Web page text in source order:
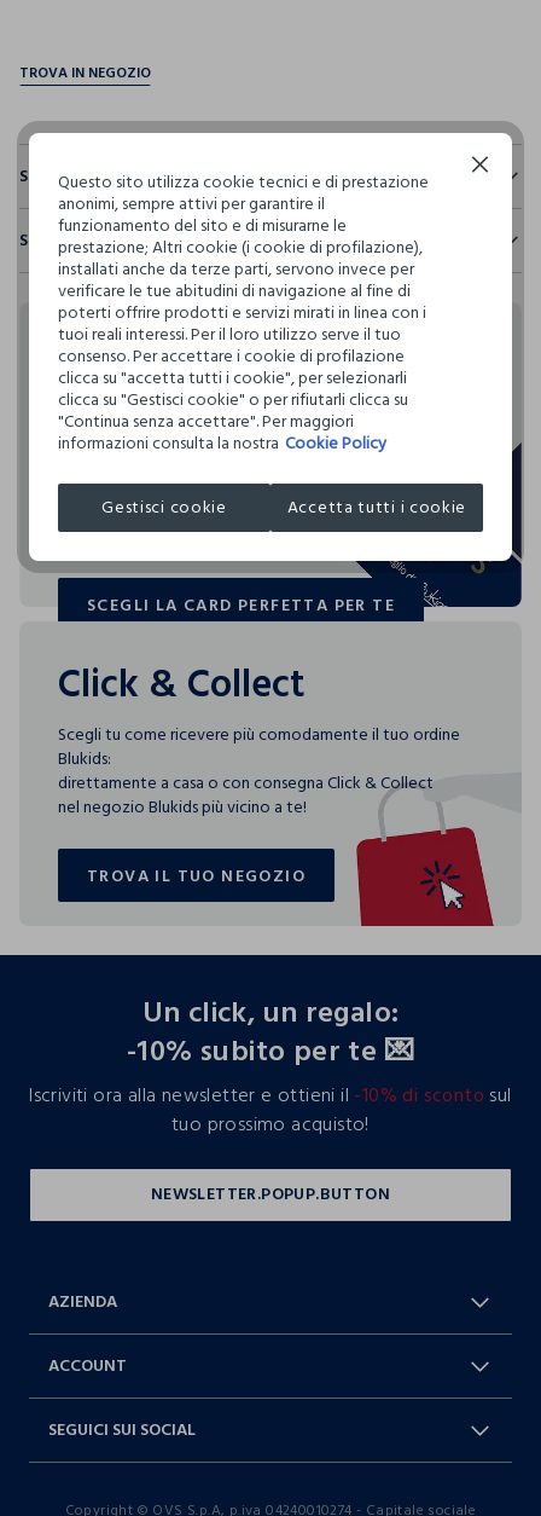
Sostenibilità e trasparenza
Sicurezza
Il 100% dei nostri articoli viene sottoposto a test chimico-
fisici, per verificarne il rispetto dei limiti che abbiamo
definito per l’uso di sostanze chimiche, talvolta anche più
restrittivi rispetto a quelli previsti dalla normativa
internazionale.
Clicca qui per vedere i dettagli
I nostri fornitori
MADE IN BANGLADESH
Spedizione e resi
Hai fino a 30 giorni dalla consegna del tuo ordine online per
cambiare idea e restituire i prodotti che hai acquistato.
Rendi speciali i tuoi
acquisti
rendono
speciali i tuoi acquisti: ti aspettano vantaggi, promozioni e
sorprese pensate solo per te tutto l'anno!
SCEGLI LA CARD PERFETTA PER TE
SCEGLI LA CARD PERFETTA PER TE
Click & Collect
Scegli tu come ricevere più comodamente il tuo ordine
Blukids:
direttamente a casa o con consegna Click & Collect
nel negozio Blukids più vicino a te!
TROVA IL TUO NEGOZIO
TROVA IL TUO NEGOZIO
Un click, un regalo:
-10% subito per te 💌
Iscriviti ora alla newsletter e ottieni il -10% di sconto sul
tuo prossimo acquisto!
AZIENDA
Dichiarazione accessibilità
ACCOUNT
SEGUICI SUI SOCIAL
Copyright © OVS S.p.A, p.iva 04240010274 - Capitale sociale
Questo sito utilizza cookie tecnici e di prestazione
anonimi, sempre attivi per garantire il
funzionamento del sito e di misurarne le
prestazione; Altri cookie (i cookie di profilazione),
installati anche da terze parti, servono invece per
verificare le tue abitudini di navigazione al fine di
poterti offrire prodotti e servizi mirati in linea con i
tuoi reali interessi. Per il loro utilizzo serve il tuo
consenso. Per accettare i cookie di profilazione
clicca su "accetta tutti i cookie", per selezionarli
clicca su "Gestisci cookie" o per rifiutarli clicca su
"Continua senza accettare". Per maggiori
informazioni consulta la nostra Cookie Policy
Gestisci cookie Accetta tutti i cookie
Continua senza accettare